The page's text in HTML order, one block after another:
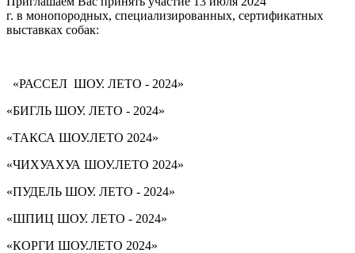
г. в монопородных, специализированных, сертификатных
выставках собак:
«РАССЕЛ ШОУ. ЛЕТО - 2024»
«БИГЛЬ ШОУ. ЛЕТО - 2024»
«ТАКСА ШОУ.ЛЕТО 2024»
«ЧИХУАХУА ШОУ.ЛЕТО 2024»
«ПУДЕЛЬ ШОУ. ЛЕТО - 2024»
«ШПИЦ ШОУ. ЛЕТО - 2024»
«КОРГИ ШОУ.ЛЕТО 2024»